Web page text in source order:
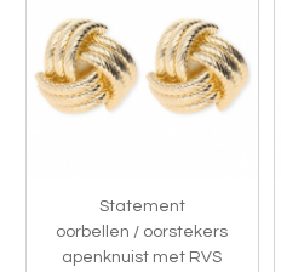
Statement
oorbellen / oorstekers
apenknuist met RVS